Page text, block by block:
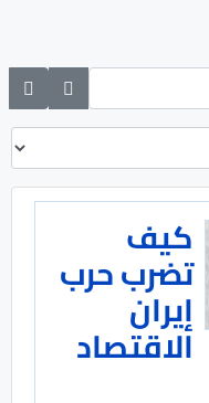
كيف
تضرب حرب
إيران
الاقتصاد